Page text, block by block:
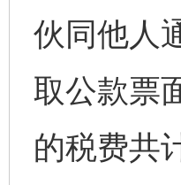
伙同他人
取公款票
的税费共